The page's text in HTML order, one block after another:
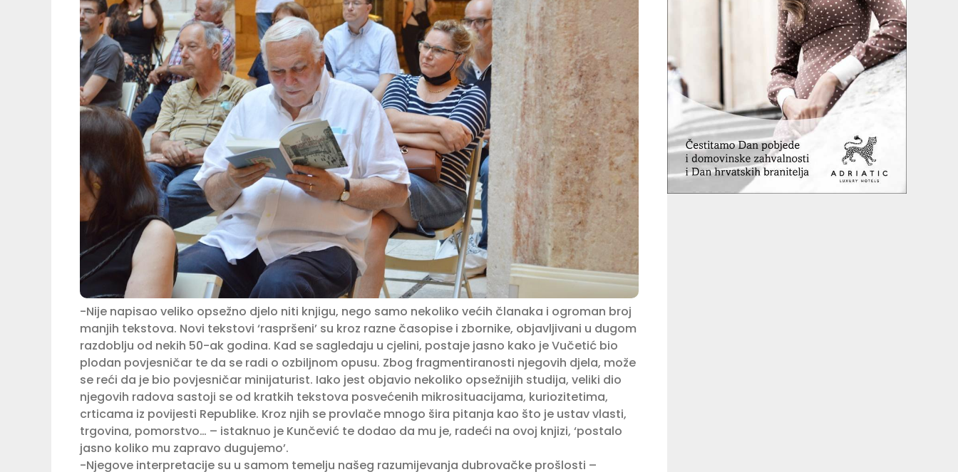
-Nije napisao veliko opsežno djelo niti knjigu, nego samo nekoliko većih članaka i ogroman broj
manjih tekstova. Novi tekstovi ‘raspršeni’ su kroz razne časopise i zbornike, objavljivani u dugom
razdoblju od nekih 50-ak godina. Kad se sagledaju u cjelini, postaje jasno kako je Vučetić bio
plodan povjesničar te da se radi o ozbiljnom opusu. Zbog fragmentiranosti njegovih djela, može
se reći da je bio povjesničar minijaturist. Iako jest objavio nekoliko opsežnijih studija, veliki dio
njegovih radova sastoji se od kratkih tekstova posvećenih mikrosituacijama, kuriozitetima,
crticama iz povijesti Republike. Kroz njih se provlače mnogo šira pitanja kao što je ustav vlasti,
trgovina, pomorstvo… – istaknuo je Kunčević te dodao da mu je, radeći na ovoj knjizi, ‘postalo
jasno koliko mu zapravo dugujemo’.
-Njegove interpretacije su u samom temelju našeg razumijevanja dubrovačke prošlosti –